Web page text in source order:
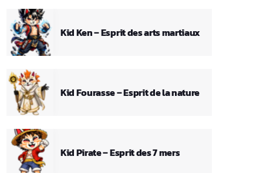
Kid Ken – Esprit des arts martiaux
Kid Fourasse – Esprit de la nature
Kid Pirate – Esprit des 7 mers